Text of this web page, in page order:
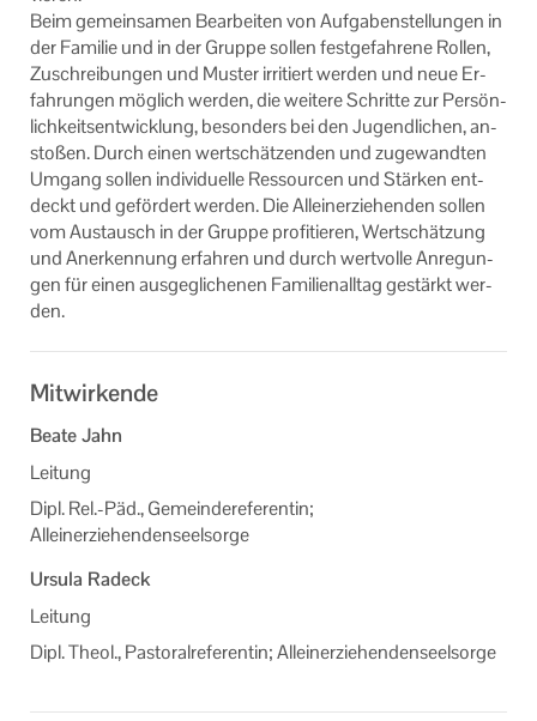
Beim ge­mein­sa­men Be­ar­bei­ten von Auf­ga­ben­stel­lun­gen in
der Fa­mi­lie und in der Grup­pe sol­len fest­ge­fah­re­ne Rol­len,
Zu­schrei­bun­gen und Mus­ter ir­ri­tiert wer­den und neue Er­
fah­run­gen mög­lich wer­den, die wei­te­re Schrit­te zur Per­sön­
lich­keits­ent­wick­lung, be­son­ders bei den Ju­gend­li­chen, an­
sto­ßen. Durch einen wert­schät­zen­den und zu­ge­wand­ten
Um­gang sol­len in­di­vi­du­el­le Res­sour­cen und Stär­ken ent­
deckt und ge­för­dert wer­den. Die Al­lein­er­zie­hen­den sol­len
vom Aus­tausch in der Grup­pe pro­fi­tie­ren, Wert­schät­zung
und An­er­ken­nung er­fah­ren und durch wert­vol­le An­re­gun­
gen für einen aus­ge­gli­che­nen Fa­mi­li­en­all­tag ge­stärkt wer­
den.
Mitwirkende
Beate Jahn
Leitung
Dipl. Rel.-Päd., Gemeindereferentin;
Alleinerziehendenseelsorge
Ursula Radeck
Leitung
Dipl. Theol., Pastoralreferentin; Alleinerziehendenseelsorge